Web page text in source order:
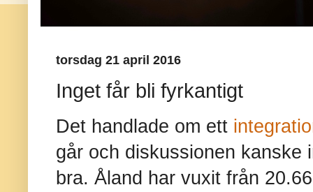
torsdag 21 april 2016
Inget får bli fyrkantigt
Det handlade om ett
går och diskussionen kanske
bra. Åland har vuxit från